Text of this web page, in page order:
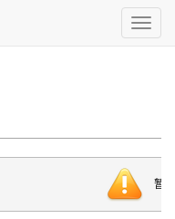
Toggle
暂